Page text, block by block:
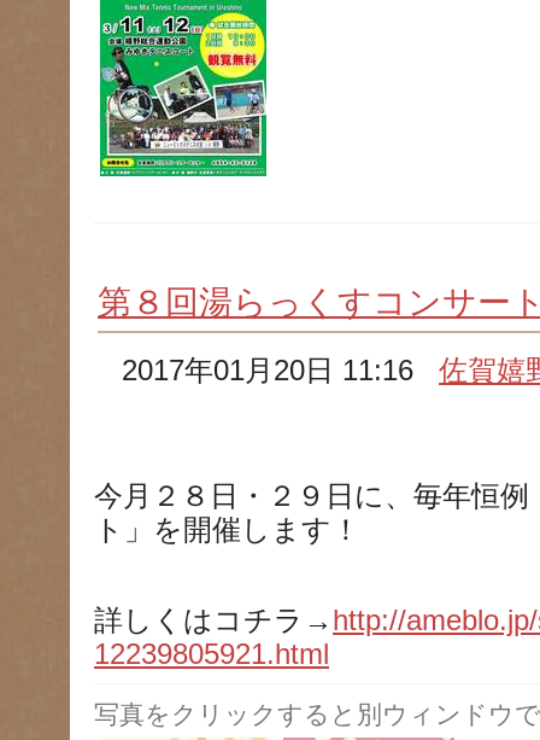
第８回湯らっくすコンサー
2017年01月20日 11:16佐賀嬉
今月２８日・２９日に、毎年恒
ト」を開催します！
詳しくはコチラ→ http://
12239805921.html
写真をクリックすると別ウィンドウ